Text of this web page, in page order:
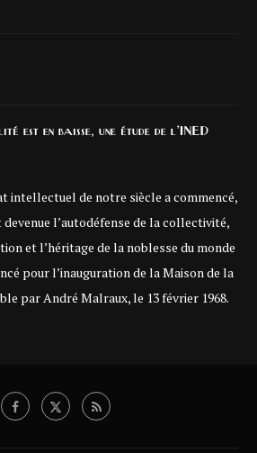
est en baisse, une étude de l’INED
intellectuel de notre siècle a commencé,
l’autodéfense de la collectivité,
et l’héritage de la noblesse du monde
pour l’inauguration de la Maison de la
par André Malraux, le 13 février 1968.